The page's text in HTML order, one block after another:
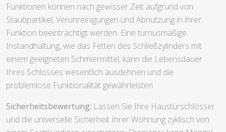
Funktionen können nach gewisser Zeit aufgrund von
Staubpartikel, Verunreinigungen und Abnutzung in ihrer
Funktion beeinträchtigt werden. Eine turnusmäßige
Instandhaltung, wie das Fetten des Schließzylinders mit
einem geeigneten Schmiermittel, kann die Lebensdauer
Ihres Schlosses wesentlich ausdehnen und die
problemlose Funktionalität gewährleisten.
Sicherheitsbewertung: Lassen Sie Ihre Haustürschlösser
und die universelle Sicherheit Ihrer Wohnung zyklisch von